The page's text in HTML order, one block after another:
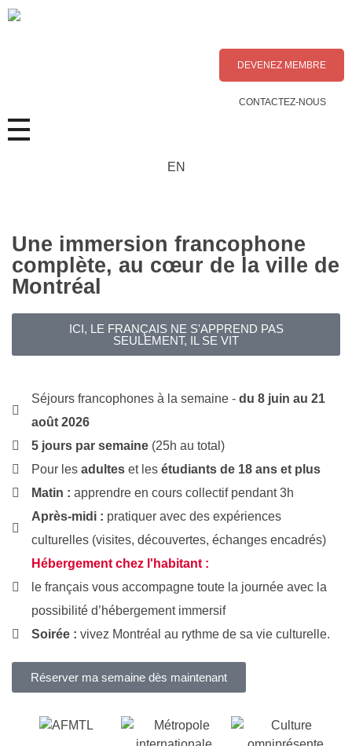
DEVENEZ MEMBRE
CONTACTEZ-NOUS
EN
Une immersion francophone
complète, au cœur de la ville de
Montréal
ICI, LE FRANÇAIS NE S'APPREND PAS
SEULEMENT, IL SE VIT
Séjours francophones à la semaine - du 8 juin au 21
août 2026
5 jours par semaine (25h au total)
Pour les adultes et les étudiants de 18 ans et plus
Matin : apprendre en cours collectif pendant 3h
Après-midi : pratiquer avec des expériences
culturelles (visites, découvertes, échanges encadrés)
Hébergement chez l'habitant :
le français vous accompagne toute la journée avec la
possibilité d’hébergement immersif
Soirée : vivez Montréal au rythme de sa vie culturelle.
Réserver ma semaine dès maintenant